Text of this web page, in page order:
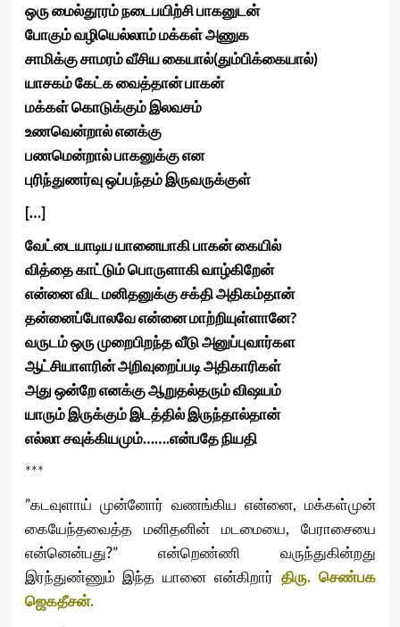
ஒருமைல்தூரம்நடைபயிற்சிபாகனுடன்
போகும்வழியெல்லாம்மக்கள்அணுக
சாமிக்குசாமரம்வீசியகையால்(தும்பிக்கையால்)
யாசகம்கேட்கவைத்தான்பாகன்
மக்கள்கொடுக்கும்இலவசம்
உணவென்றால்எனக்கு
பணமென்றால்பாகனுக்குஎன
புரிந்துணர்வுஒப்பந்தம்இருவருக்குள்
[…]
வேட்டையாடியயானையாகிபாகன்கையில்
வித்தைகாட்டும்பொருளாகிவாழ்கிறேன்
என்னைவிட மனிதனுக்குசக்திஅதிகம்தான்
தன்னைப்போலவேஎன்னைமாற்றியுள்ளானே?
வருடம்ஒருமுறைபிறந்தவீடுஅனுப்புவார்கள
ஆட்சியாளரின்அறிவுறைப்படிஅதிகாரிகள்
அதுஒன்றேஎனக்குஆறுதல்தரும்விஷயம்
யாரும்இருக்கும்இடத்தில்இருந்தால்தான்
எல்லாசவுக்கியமும்…….என்பதேநியதி
***
”கடவுளாய் முன்னோர் வணங்கிய என்னை, மக்கள்முன்
கையேந்தவைத்த மனிதனின் மடமையை, பேராசையை
என்னென்பது?” என்றெண்ணி வருந்துகின்றது
இரந்துண்ணும் இந்த யானை என்கிறார் திரு. செண்பக
ஜெகதீசன்.